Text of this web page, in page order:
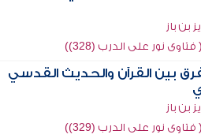
بن باز
نور على الدرب (328))
بين القرآن والحديث القدسي
بن باز
نور على الدرب (329))